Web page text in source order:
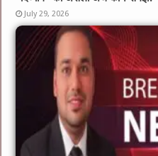
July 29, 2026